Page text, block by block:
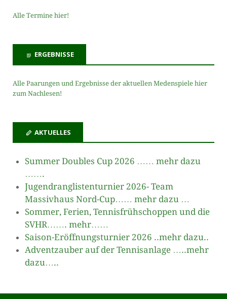
Alle Termine hier!
ERGEBNISSE
Alle Paarungen und Ergebnisse der aktuellen Medenspiele hier
zum Nachlesen!
AKTUELLES
Summer Doubles Cup 2026 …… mehr dazu
…….
Jugendranglistenturnier 2026- Team
Massivhaus Nord-Cup…… mehr dazu …
Sommer, Ferien, Tennisfrühschoppen und die
SVHR……. mehr……
Saison-Eröffnungsturnier 2026 ..mehr dazu..
Adventzauber auf der Tennisanlage …..mehr
dazu…..